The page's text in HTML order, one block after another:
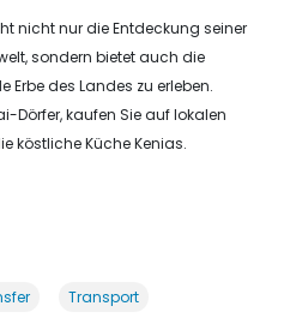
nicht nur die Entdeckung seiner
sondern bietet auch die
Erbe des Landes zu erleben.
Dörfer, kaufen Sie auf lokalen
köstliche Küche Kenias.
Transport